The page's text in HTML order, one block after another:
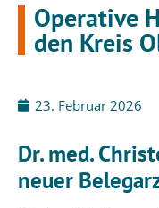
Operative
den Kreis
23. Februar 2026
Dr. med.
neuer